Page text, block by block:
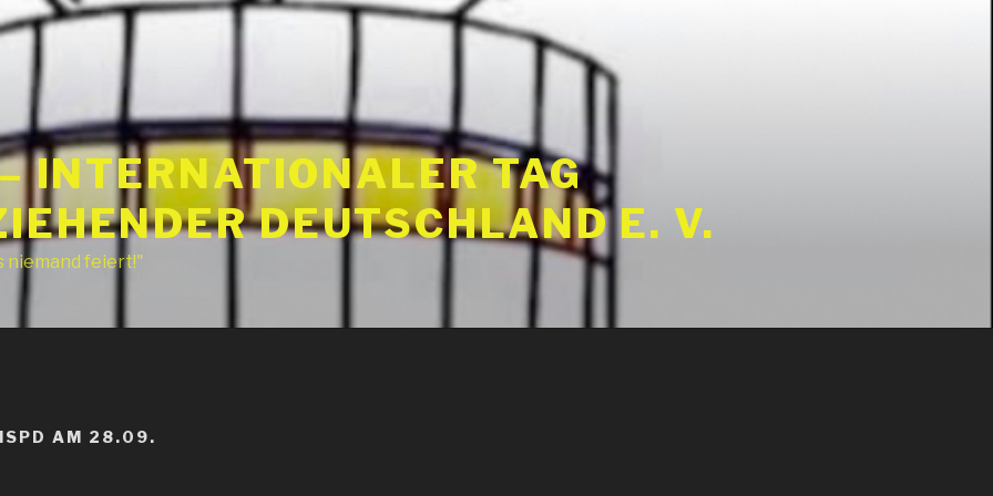
INTERNATIONALER TAG
DEUTSCHLAND E. V.
niemand feiert!"
AM 28.09.